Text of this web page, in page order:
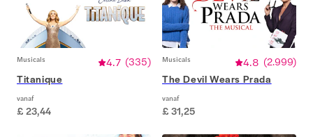
Musicals 4.7 (335)
Titanique
vanaf
£ 23,44
Musicals 4.8 (2.999)
The Devil Wears Prada
vanaf
£ 31,25